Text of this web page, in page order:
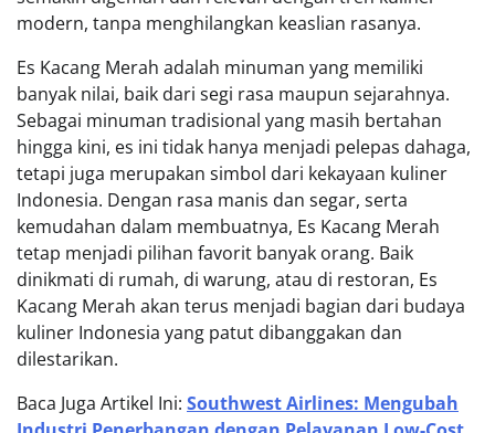
modern, tanpa menghilangkan keaslian rasanya.
Es Kacang Merah adalah minuman yang memiliki
banyak nilai, baik dari segi rasa maupun sejarahnya.
Sebagai minuman tradisional yang masih bertahan
hingga kini, es ini tidak hanya menjadi pelepas dahaga,
tetapi juga merupakan simbol dari kekayaan kuliner
Indonesia. Dengan rasa manis dan segar, serta
kemudahan dalam membuatnya, Es Kacang Merah
tetap menjadi pilihan favorit banyak orang. Baik
dinikmati di rumah, di warung, atau di restoran, Es
Kacang Merah akan terus menjadi bagian dari budaya
kuliner Indonesia yang patut dibanggakan dan
dilestarikan.
Baca Juga Artikel Ini: Southwest Airlines: Mengubah